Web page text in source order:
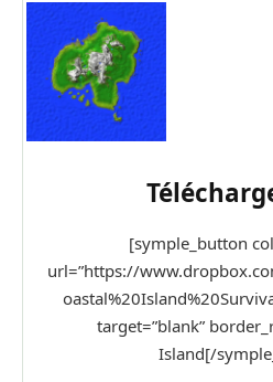
[symple_button
url=”https://
target=”blank”
Island[/